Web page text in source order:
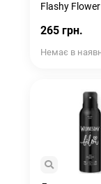
Flashy
265 грн.
Немає в